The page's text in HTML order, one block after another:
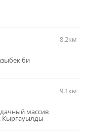
8.2км
би
9.1км
массив
Кыргауылды